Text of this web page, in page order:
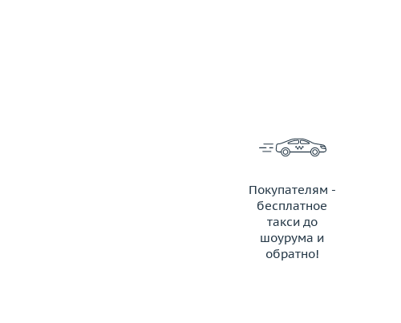
Покупателям -
бесплатное
такси до
шоурума и
обратно!
ЗАКАЗАТЬ ТАКСИ